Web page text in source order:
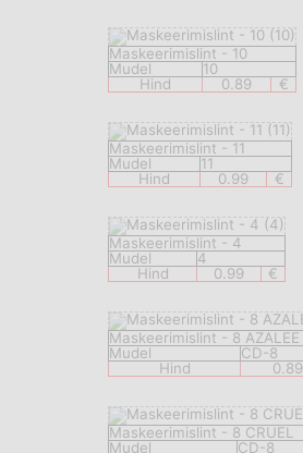
Maskeerimislint - 10
Mudel
10
Hind
0.89 €
Maskeerimislint - 11
Mudel
11
Hind
0.99 €
Maskeerimislint - 4
Mudel
4
Hind
0.99 €
Maskeerimislint - 8 AZALEE
Mudel
CD-8
Hind
0.89
Maskeerimislint - 8 CRUEL
Mudel
CD-8